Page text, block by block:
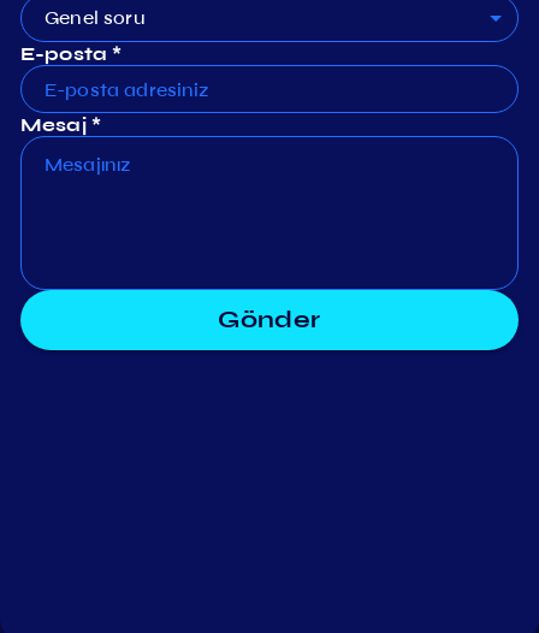
Genel soru
E-posta *
Mesaj *
Gönder